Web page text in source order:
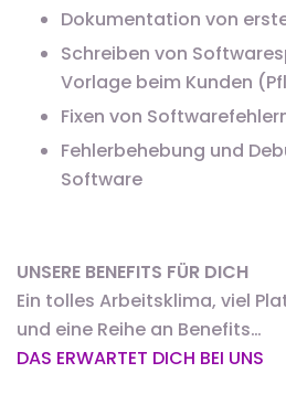
Dokumentation von
Schreiben von
Vorlage beim Kunden
Fixen von
Fehlerbehebung und
Software
UNSERE BENEFITS FÜR DICH
Ein tolles Arbeitsklima, viel
und eine Reihe an Benefits…
DAS ERWARTET DICH BEI UNS